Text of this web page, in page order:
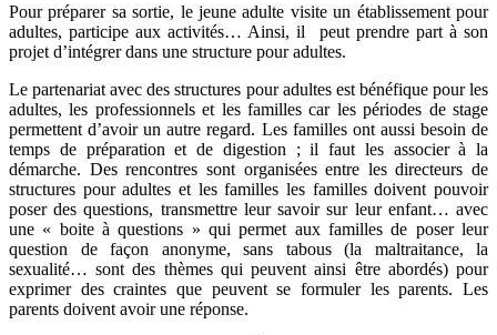
Pour préparer sa sortie, le jeune adulte visite un établissement pour
adultes, participe aux activités… Ainsi, il peut prendre part à son
projet d’intégrer dans une structure pour adultes.
Le partenariat avec des structures pour adultes est bénéfique pour les
adultes, les professionnels et les familles car les périodes de stage
permettent d’avoir un autre regard. Les familles ont aussi besoin de
temps de préparation et de digestion ; il faut les associer à la
démarche. Des rencontres sont organisées entre les directeurs de
structures pour adultes et les familles les familles doivent pouvoir
poser des questions, transmettre leur savoir sur leur enfant… avec
une « boite à questions » qui permet aux familles de poser leur
question de façon anonyme, sans tabous (la maltraitance, la
sexualité… sont des thèmes qui peuvent ainsi être abordés) pour
exprimer des craintes que peuvent se formuler les parents. Les
parents doivent avoir une réponse.